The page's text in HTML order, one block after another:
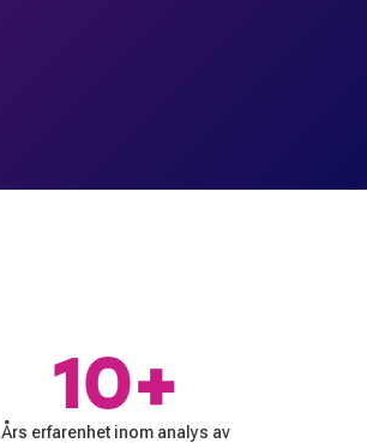
10+
Års erfarenhet inom analys av